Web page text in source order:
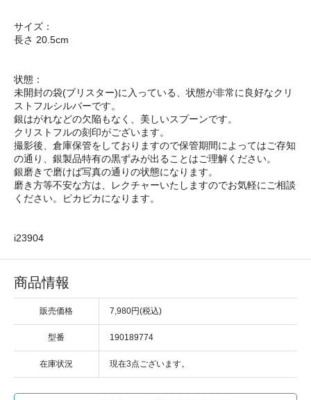
サイズ：
長さ 20.5cm
状態：
未開封の袋(ブリスター)に入っている、状態が非常に良好なクリ
ストフルシルバーです。
銀はがれなどの欠陥もなく、美しいスプーンです。
クリストフルの刻印がございます。
撮影後、倉庫保管をしておりますので保管期間によってはご存知
の通り、銀製品特有の黒ずみが出ることはご理解ください。
銀磨きで磨けば写真の通りの状態になります。
磨き方等不安な方は、レクチャーいたしますのでお気軽にご相談
ください。ピカピカになります。
i23904
商品情報
販売価格 7,980円(税込)
型番 190189774
在庫状況 現在3点ございます。